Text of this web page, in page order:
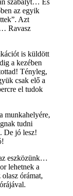
az egyik
Azt
Ravasz
is küldött
a kezében
Tényleg,
csak elő a
el tudok
munkahelyére,
tudni
De jó lesz!
eszközünk…
lehetnek a
órámat,